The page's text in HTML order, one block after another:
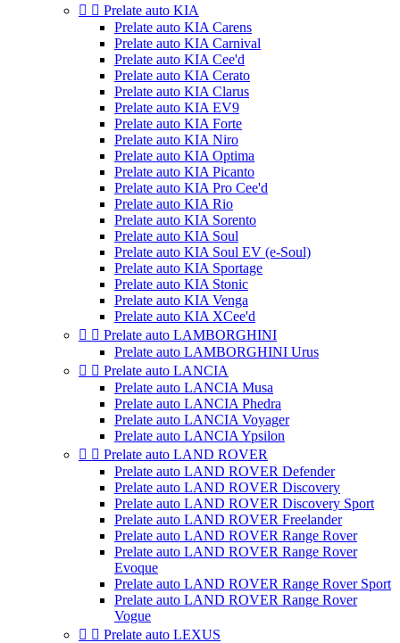
  Prelate auto KIA
Prelate auto KIA Carens
Prelate auto KIA Carnival
Prelate auto KIA Cee'd
Prelate auto KIA Cerato
Prelate auto KIA Clarus
Prelate auto KIA EV9
Prelate auto KIA Forte
Prelate auto KIA Niro
Prelate auto KIA Optima
Prelate auto KIA Picanto
Prelate auto KIA Pro Cee'd
Prelate auto KIA Rio
Prelate auto KIA Sorento
Prelate auto KIA Soul
Prelate auto KIA Soul EV (e-Soul)
Prelate auto KIA Sportage
Prelate auto KIA Stonic
Prelate auto KIA Venga
Prelate auto KIA XCee'd
  Prelate auto LAMBORGHINI
Prelate auto LAMBORGHINI Urus
  Prelate auto LANCIA
Prelate auto LANCIA Musa
Prelate auto LANCIA Phedra
Prelate auto LANCIA Voyager
Prelate auto LANCIA Ypsilon
  Prelate auto LAND ROVER
Prelate auto LAND ROVER Defender
Prelate auto LAND ROVER Discovery
Prelate auto LAND ROVER Discovery Sport
Prelate auto LAND ROVER Freelander
Prelate auto LAND ROVER Range Rover
Prelate auto LAND ROVER Range Rover
Evoque
Prelate auto LAND ROVER Range Rover Sport
Prelate auto LAND ROVER Range Rover
Vogue
  Prelate auto LEXUS